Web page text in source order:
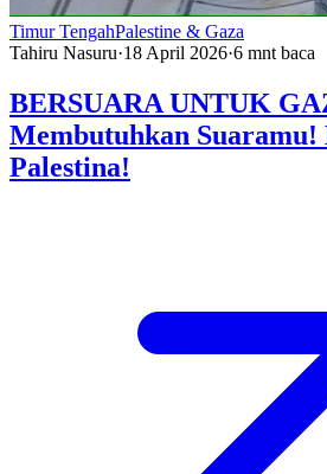
Timur TengahPalestine & Gaza
Tahiru Nasuru·18 April 2026·6 mnt baca
BERSUARA UNTUK
Membutuhkan Suaramu!
Palestina!